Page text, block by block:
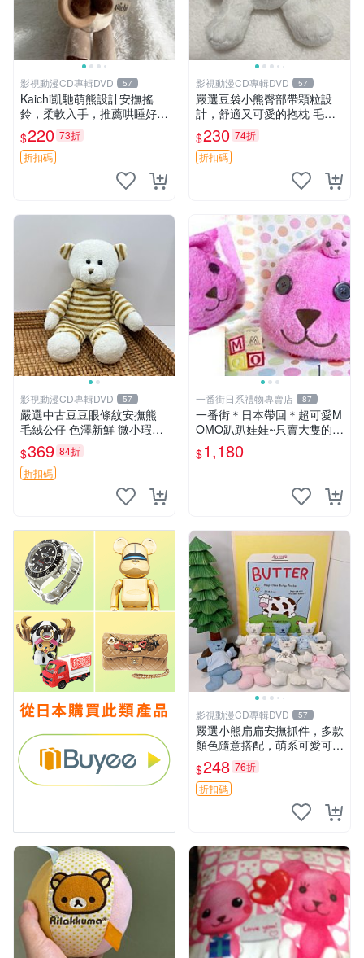
影視動漫CD專輯DVD 57
Kaichi凱馳萌熊設計安撫搖
鈴，柔軟入手，推薦哄睡好選
擇 熊公仔 安撫玩具 喂食環
$220 73折
折扣碼
影視動漫CD專輯DVD 57
嚴選豆袋小熊臀部帶顆粒設
計，舒適又可愛的抱枕 毛絨
抱枕、臀部按摩、坐墊
$230 74折
折扣碼
影視動漫CD專輯DVD 57
嚴選中古豆豆眼條紋安撫熊
毛絨公仔 色澤新鮮 微小瑕疵
可收藏 中古 安撫熊 條紋公仔
$369 84折
折扣碼
一番街日系禮物專賣店 87
一番街＊日本帶回＊超可愛M
OMO趴趴娃娃~只賣大隻的1
號~單隻價～生日禮物
$1,180
影視動漫CD專輯DVD 57
嚴選小熊扁扁安撫抓件，多款
顏色隨意搭配，萌系可愛可改
掛件 小熊安撫抓件 憶記 抓繩
孩童掛件
$248 76折
折扣碼